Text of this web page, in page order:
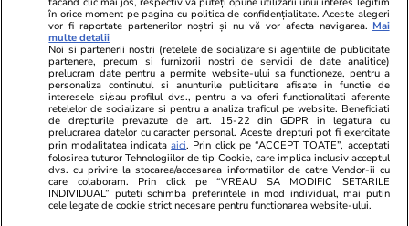
la Guvern până la finalul anului
și de ce nu pleacă
Politică 18:37
Ilie Bolojan cere ca declarațiile
de avere ale demnitarilor să fie
publicate pe site-ul ANI: „Vom
susține în Parlament acest
lucru”
în orice moment pe pagina cu politica de confidențialitate. Aceste alegeri
vor fi raportate partenerilor noștri și nu vă vor afecta navigarea. Mai
multe detalii
Noi si partenerii nostri (retelele de socializare si agentiile de publicitate
partenere, precum si furnizorii nostri de servicii de date analitice)
prelucram date pentru a permite website-ului sa functioneze, pentru a
personaliza continutul si anunturile publicitare afisate in functie de
interesele si/sau profilul dvs., pentru a va oferi functionalitati aferente
retelelor de socializare si pentru a analiza traficul pe website. Beneficiati
de drepturile prevazute de art. 15-22 din GDPR in legatura cu
prelucrarea datelor cu caracter personal. Aceste drepturi pot fi exercitate
prin modalitatea indicataaici. Prin click pe “ACCEPT TOATE”, acceptati
folosirea tuturor Tehnologiilor de tip Cookie, care implica inclusiv acceptul
dvs. cu privire la stocarea/accesarea informatiilor de catre Vendor-ii cu
care colaboram. Prin click pe “VREAU SA MODIFIC SETARILE
INDIVIDUAL” puteti schimba preferintele in mod individual, mai putin
cele legate de cookie strict necesare pentru functionarea website-ului.